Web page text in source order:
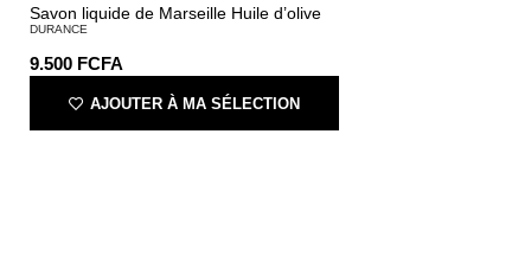
Savon liquide de Marseille Huile d’olive
DURANCE
9.500 FCFA
AJOUTER À MA SÉLECTION